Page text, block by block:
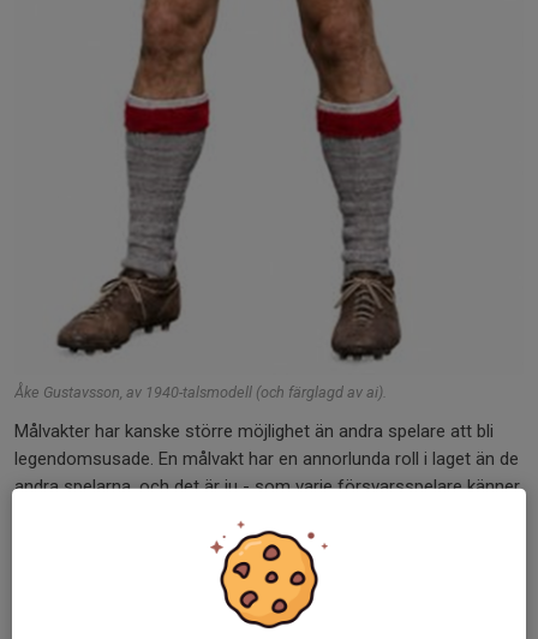
Åke Gustavsson, av 1940-talsmodell (och färglagd av ai).
Målvakter har kanske större möjlighet än andra spelare att bli
legendomsusade. En målvakt har en annorlunda roll i laget än de
andra spelarna, och det är ju - som varje försvarsspelare känner
Den troligen mest legendariska av GIS spelare genom alla tider
är målvakten Åke Gustavsson. Han debuterade i slutet av 30-
talet, var med om seriesegern i Smålandsserien div II och två år